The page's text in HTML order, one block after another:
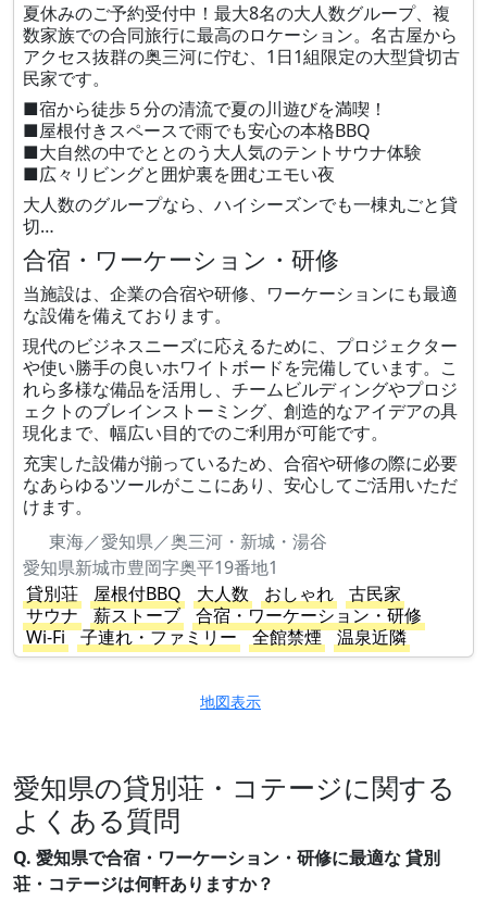
夏休みのご予約受付中！最大8名の大人数グループ、複
数家族での合同旅行に最高のロケーション。名古屋から
アクセス抜群の奥三河に佇む、1日1組限定の大型貸切古
民家です。
■宿から徒歩５分の清流で夏の川遊びを満喫！
■屋根付きスペースで雨でも安心の本格BBQ
■大自然の中でととのう大人気のテントサウナ体験
■広々リビングと囲炉裏を囲むエモい夜
大人数のグループなら、ハイシーズンでも一棟丸ごと貸
切…
合宿・ワーケーション・研修
当施設は、企業の合宿や研修、ワーケーションにも最適
な設備を備えております。
現代のビジネスニーズに応えるために、プロジェクター
や使い勝手の良いホワイトボードを完備しています。こ
れら多様な備品を活用し、チームビルディングやプロジ
ェクトのブレインストーミング、創造的なアイデアの具
現化まで、幅広い目的でのご利用が可能です。
充実した設備が揃っているため、合宿や研修の際に必要
なあらゆるツールがここにあり、安心してご活用いただ
けます。
東海／愛知県／奥三河・新城・湯谷
愛知県新城市豊岡字奥平19番地1
貸別荘
屋根付BBQ 大人数 おしゃれ
古民家
サウナ
薪ストーブ
合宿・ワーケーション・研修
Wi-Fi
子連れ・ファミリー 全館禁煙 温泉近隣
地図表示
愛知県の貸別荘・コテージに関する
よくある質問
Q. 愛知県で合宿・ワーケーション・研修に最適な 貸別
荘・コテージは何軒ありますか？